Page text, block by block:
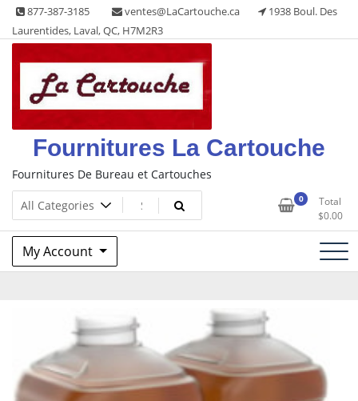
Skip
content
877-387-3185 ventes@LaCartouche.ca
1938 Boul. Des
Laurentides, Laval, QC, H7M2R3
Fournitures La Cartouche
Fournitures De Bureau et Cartouches
0
Total
$0.00
My Account